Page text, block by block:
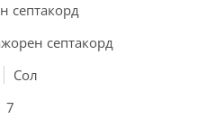
септакорд
септакорд
Сол
7